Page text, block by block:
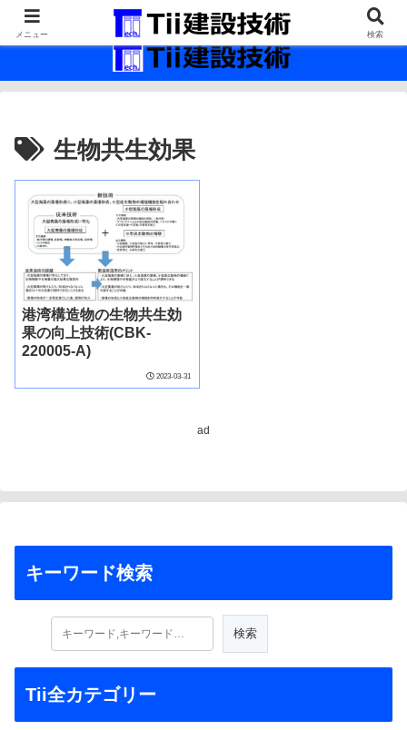
最新の建設技術の情報インフラ。
生物共生効果
港湾構造物の生物共生効
果の向上技術(CBK-
220005-A)
2023-03-31
ad
キーワード検索
Tii全カテゴリー
メニュー 検索